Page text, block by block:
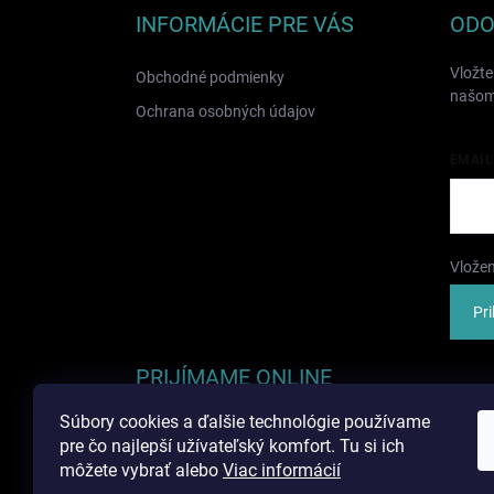
Súbory cookies a ďalšie technológie používame
pre čo najlepší užívateľský komfort. Tu si ich
môžete vybrať alebo Viac informácií
INFORMÁCIE PRE VÁS
Obchodné podmienky
Ochrana osobných údajov
PRIJÍMAME ONLINE
PLATBY